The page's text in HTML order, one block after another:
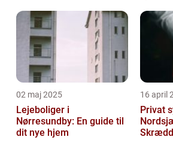
02 maj 2025
Lejeboliger i
Nørresundby: En guide til
dit nye hjem
16 april
Privat